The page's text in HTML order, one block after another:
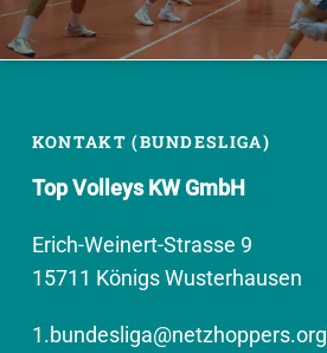
KONTAKT (BUNDESLIGA)
Top Volleys KW GmbH
Erich-Weinert-Strasse 9
15711 Königs Wusterhausen
1.bundesliga@netzhoppers.org